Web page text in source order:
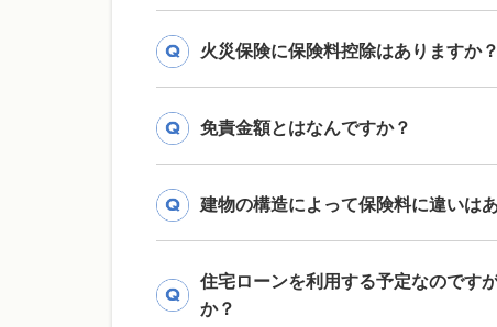
火災保険に保険料控除はありますか？
免責金額とはなんですか？
建物の構造によって保険料に違いは
住宅ローンを利用する予定なのです
か？